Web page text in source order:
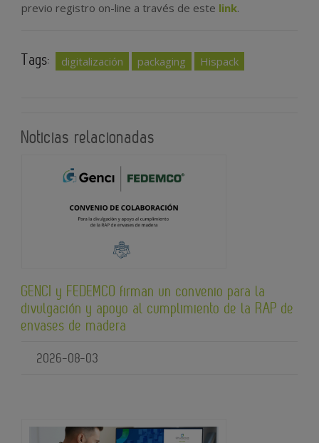
previo registro on-line a través de este link.
Tags: digitalización packaging Hispack
Noticias relacionadas
GENCI y FEDEMCO firman un convenio para la
divulgación y apoyo al cumplimiento de la RAP de
envases de madera
2026-08-03